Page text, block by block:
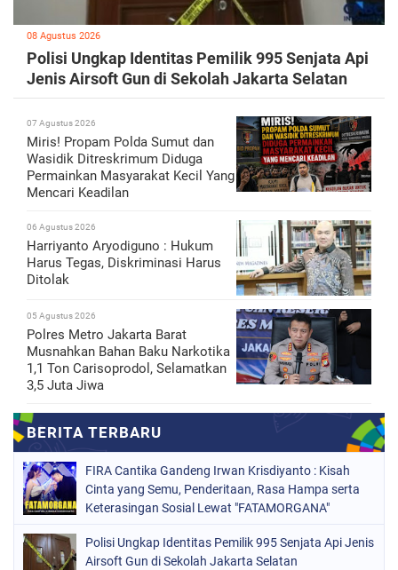
08 Agustus 2026
Polisi Ungkap Identitas Pemilik 995 Senjata Api
Jenis Airsoft Gun di Sekolah Jakarta Selatan
07 Agustus 2026
Miris! Propam Polda Sumut dan
Wasidik Ditreskrimum Diduga
Permainkan Masyarakat Kecil Yang
Mencari Keadilan
06 Agustus 2026
Harriyanto Aryodiguno : Hukum
Harus Tegas, Diskriminasi Harus
Ditolak
05 Agustus 2026
Polres Metro Jakarta Barat
Musnahkan Bahan Baku Narkotika
1,1 Ton Carisoprodol, Selamatkan
3,5 Juta Jiwa
FIRA Cantika Gandeng Irwan Krisdiyanto : Kisah
Cinta yang Semu, Penderitaan, Rasa Hampa serta
Keterasingan Sosial Lewat "FATAMORGANA"
Polisi Ungkap Identitas Pemilik 995 Senjata Api Jenis
Airsoft Gun di Sekolah Jakarta Selatan